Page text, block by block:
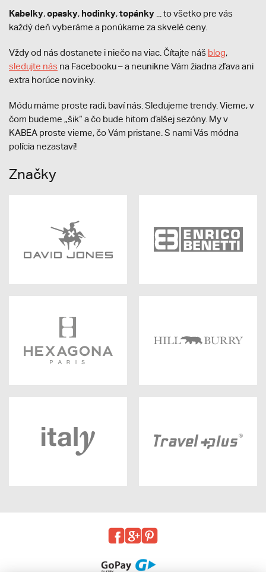
Kabelky,opasky, hodinky,topánky ... to všetko pre vás
každý deň vyberáme a ponúkame za skvelé ceny.
Vždy od nás dostanete i niečo na viac. Čítajte náš blog,
sledujte nás na Facebooku – a neunikne Vám žiadna zľava ani
extra horúce novinky.
Módu máme proste radi, baví nás. Sledujeme trendy. Vieme, v
čom budeme „šik“ a čo bude hitom ďalšej sezóny. My v
KABEA proste vieme, čo Vám pristane. S nami Vás módna
polícia nezastaví!
Značky